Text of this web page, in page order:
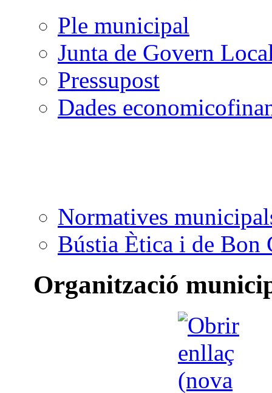
Ple municipal
Junta de Govern
Pressupost
Dades
Normatives
Bústia Ètica i de Bon
Organització